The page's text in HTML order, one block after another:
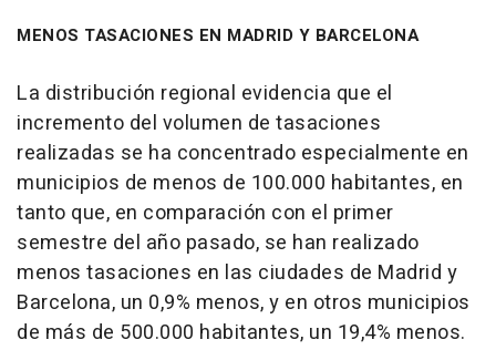
MENOS TASACIONES EN MADRID Y BARCELONA
La distribución regional evidencia que el
incremento del volumen de tasaciones
realizadas se ha concentrado especialmente en
municipios de menos de 100.000 habitantes, en
tanto que, en comparación con el primer
semestre del año pasado, se han realizado
menos tasaciones en las ciudades de Madrid y
Barcelona, un 0,9% menos, y en otros municipios
de más de 500.000 habitantes, un 19,4% menos.